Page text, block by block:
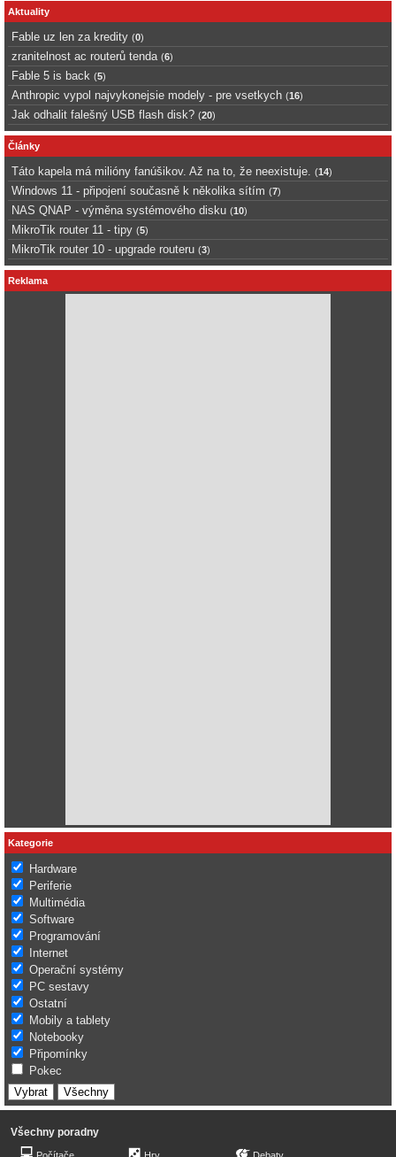
Aktuality
Fable uz len za kredity (0)
zranitelnost ac routerů tenda (6)
Fable 5 is back (5)
Anthropic vypol najvykonejsie modely - pre vsetkych (16)
Jak odhalit falešný USB flash disk? (20)
Články
Táto kapela má milióny fanúšikov. Až na to, že neexistuje. (14)
Windows 11 - připojení současně k několika sítím (7)
NAS QNAP - výměna systémového disku (10)
MikroTik router 11 - tipy (5)
MikroTik router 10 - upgrade routeru (3)
Reklama
Kategorie
Hardware
Periferie
Multimédia
Software
Programování
Internet
Operační systémy
PC sestavy
Ostatní
Mobily a tablety
Notebooky
Připomínky
Pokec
Všechny poradny